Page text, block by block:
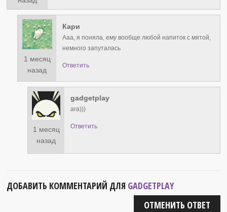
1 месяц
назад
Кари
Ааа, я поняла, ему вообще любой напиток с мятой,
немного запуталась
Ответить
1 месяц
назад
gadgetplay
ага)))
Ответить
ДОБАВИТЬ КОММЕНТАРИЙ ДЛЯ GADGETPLAY
ОТМЕНИТЬ ОТВЕТ